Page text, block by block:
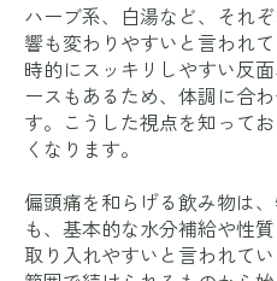
ハーブ系、白湯など、それ
響も変わりやすいと言われ
時的にスッキリしやすい反
ースもあるため、体調に合
す。こうした視点を知って
くなります。
偏頭痛を和らげる飲み物は
も、基本的な水分補給や性
取り入れやすいと言われて